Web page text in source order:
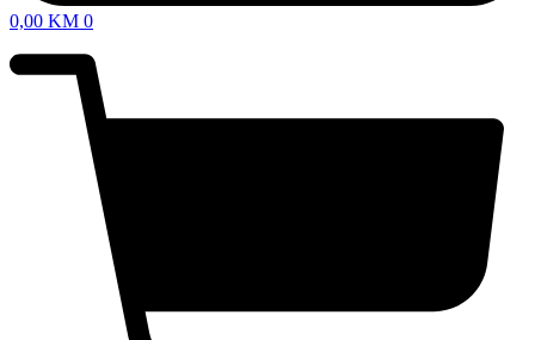
0,00 KM 0